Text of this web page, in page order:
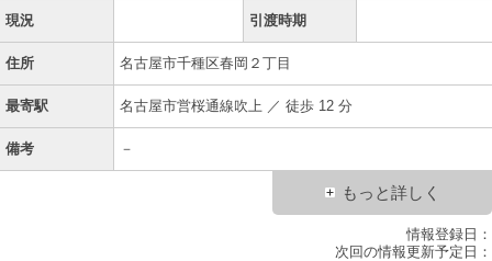
現況 引渡時期
住所 名古屋市千種区春岡２丁目
最寄駅 名古屋市営桜通線吹上 ／ 徒歩 12 分
備考 －
もっと詳しく
情報登録日：
次回の情報更新予定日：